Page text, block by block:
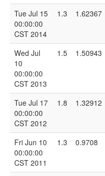
Tue Jul 15
00:00:00
CST 2014
1.3 1.62367
Wed Jul
10
00:00:00
CST 2013
1.5 1.50943
Tue Jul 17
00:00:00
CST 2012
1.8 1.32912
Fri Jun 10
00:00:00
CST 2011
1.3 0.9708